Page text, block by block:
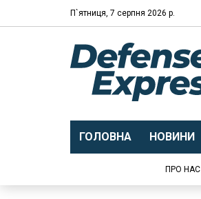
П`ятниця, 7 серпня 2026 р.
ГОЛОВНА НОВИНИ
ПРО НАС